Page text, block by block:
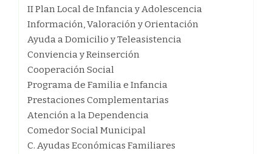
II Plan Local de Infancia y Adolescencia
Información, Valoración y Orientación
Ayuda a Domicilio y Teleasistencia
Conviencia y Reinserción
Cooperación Social
Programa de Familia e Infancia
Prestaciones Complementarias
Atención a la Dependencia
Comedor Social Municipal
C. Ayudas Económicas Familiares